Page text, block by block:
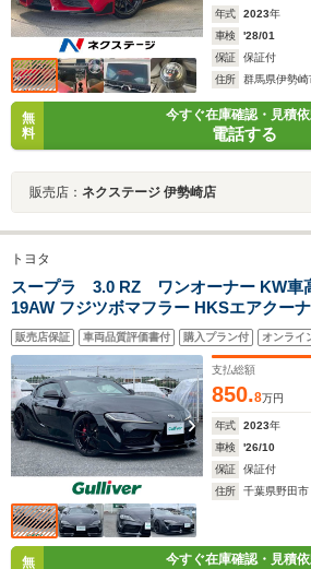
年式 2023年
車検
'28/01
保証
保証付
住所
群馬県伊勢崎
無
料
今すぐ在庫確認・見積
電話する
販売店： ネクステージ 伊勢崎店
トヨタ
スープラ 3.0 RZ ワンオーナー KW車
19AW フジツボマフラー HKSエアクー
フロントスポイラー AC Schnitzerカーボ
MAX ORIDリアディフューザー LEDヘッ
ザーシート
販売店保証 車両品質評価書付 購入プラン付 オンライ
支払総額
850.8万円
年式 2023年
車検
'26/10
保証
保証付
住所
千葉県野田市
無
今すぐ在庫確認・見積